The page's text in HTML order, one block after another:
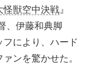
獣空中決戦 』
、伊藤和典脚
により、ハード
ンを驚かせた。